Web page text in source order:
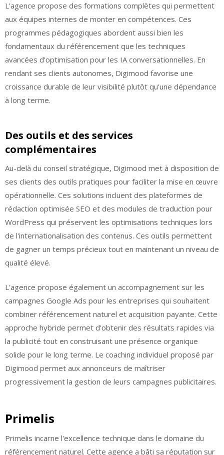
L'agence propose des formations complètes qui permettent
aux équipes internes de monter en compétences. Ces
programmes pédagogiques abordent aussi bien les
fondamentaux du référencement que les techniques
avancées d'optimisation pour les IA conversationnelles. En
rendant ses clients autonomes, Digimood favorise une
croissance durable de leur visibilité plutôt qu'une dépendance
à long terme.
Des outils et des services
complémentaires
Au-delà du conseil stratégique, Digimood met à disposition de
ses clients des outils pratiques pour faciliter la mise en œuvre
opérationnelle. Ces solutions incluent des plateformes de
rédaction optimisée SEO et des modules de traduction pour
WordPress qui préservent les optimisations techniques lors
de l'internationalisation des contenus. Ces outils permettent
de gagner un temps précieux tout en maintenant un niveau de
qualité élevé.
L'agence propose également un accompagnement sur les
campagnes Google Ads pour les entreprises qui souhaitent
combiner référencement naturel et acquisition payante. Cette
approche hybride permet d'obtenir des résultats rapides via
la publicité tout en construisant une présence organique
solide pour le long terme. Le coaching individuel proposé par
Digimood permet aux annonceurs de maîtriser
progressivement la gestion de leurs campagnes publicitaires.
Primelis
Primelis incarne l'excellence technique dans le domaine du
référencement naturel. Cette agence a bâti sa réputation sur